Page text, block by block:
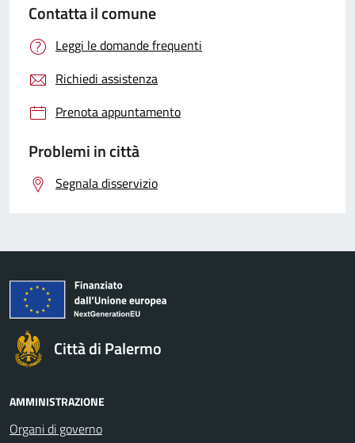
Contatta il comune
Leggi le domande frequenti
Richiedi assistenza
Prenota appuntamento
Problemi in città
Segnala disservizio
Città di Palermo
AMMINISTRAZIONE
Organi di governo